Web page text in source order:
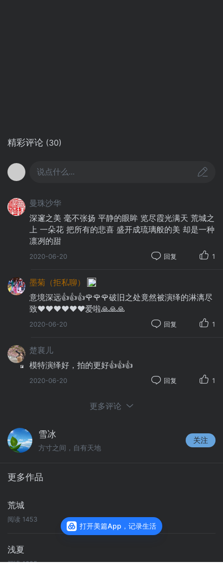
站在记忆的转角，守望曾梦想飞过的天
找……
精彩评论 (30)
说点什么...
曼珠沙华
深邃之美 毫不张扬 平静的眼眸 览尽霞光满天 荒城之
上 一朵花 把所有的悲喜 盛开成琉璃般的美 却是一种
凛冽的甜
2020-06-20 回复 1
墨菊（拒私聊）
意境深远👍👍👍🌹🌹🌹破旧之处竟然被演绎的淋漓尽
致❤️❤️❤️❤️❤️❤️爱啦🙏🙏🙏
2020-06-20 回复 1
楚襄儿
模特演绎好，拍的更好👍👍👍
2020-06-20 回复 1
更多评论
雪冰
方寸之间，自有天地
关注
更多作品
荒城
阅读 1453
浅夏
阅读 1395
打开美篇App，记录生活